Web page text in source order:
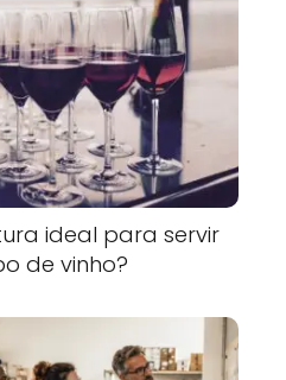
ideal para servir
de vinho?